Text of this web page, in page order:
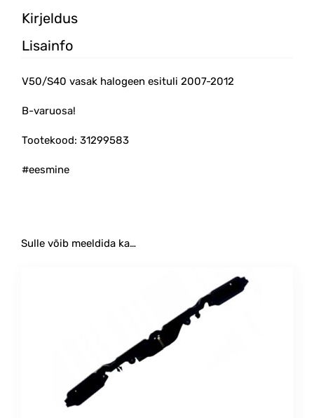
Kirjeldus
Lisainfo
V50/S40 vasak halogeen esituli 2007-2012
B-varuosa!
Tootekood: 31299583
#eesmine
Sulle võib meeldida ka…